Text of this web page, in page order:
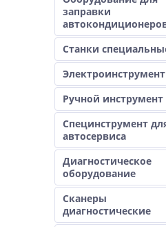
заправки
Станки
Электроинструмент
Ручной инструмент
Специнструмент
автосервиса
Диагностическое
оборудование
Сканеры
диагностические